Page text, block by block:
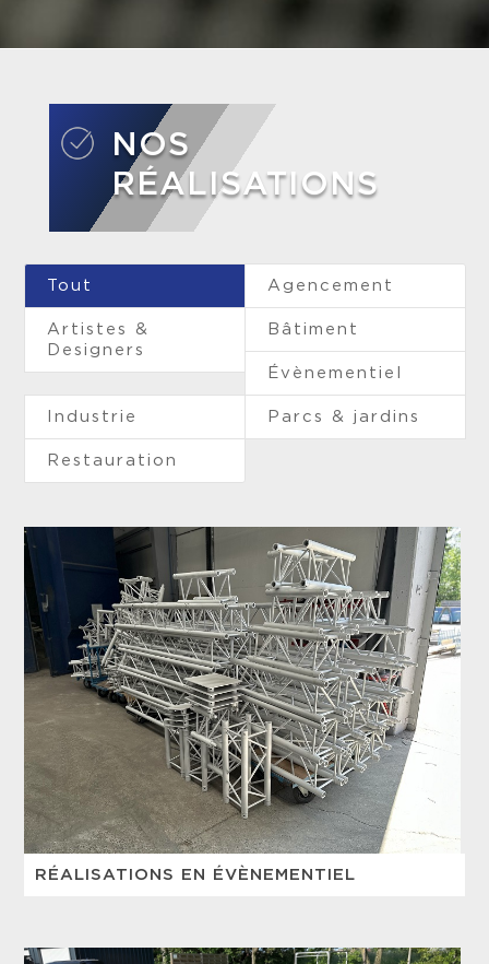
NOS
RÉALISATIONS
Tout Agencement
Artistes &
Designers
Bâtiment
Évènementiel
Industrie Parcs & jardins
Restauration
RÉALISATIONS EN ÉVÈNEMENTIEL